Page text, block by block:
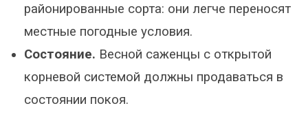
районированные сорта: они легче переносят
местные погодные условия.
Состояние. Весной саженцы с открытой
корневой системой должны продаваться в
состоянии покоя.